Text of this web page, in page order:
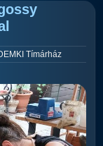
Tímárház